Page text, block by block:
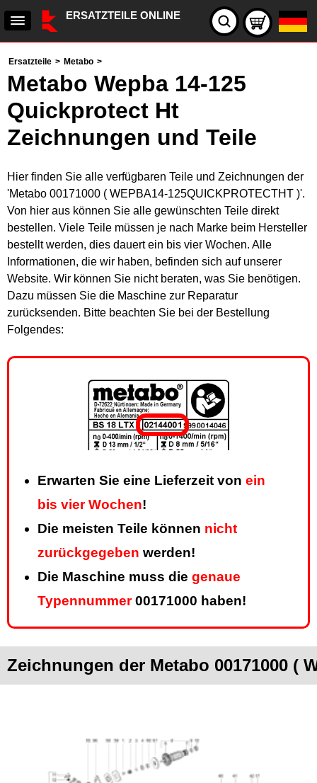
ERSATZTEILE ONLINE
Ersatzteile > Metabo >
Metabo Wepba 14-125
Quickprotect Ht
Zeichnungen und Teile
Hier finden Sie alle verfügbaren Teile und Zeichnungen der
'Metabo 00171000 ( WEPBA14-125QUICKPROTECTHT )'.
Von hier aus können Sie alle gewünschten Teile direkt
bestellen. Viele Teile müssen je nach Marke beim Hersteller
bestellt werden, dies dauert ein bis vier Wochen. Alle
Informationen, die wir haben, befinden sich auf unserer
Website. Wir können Sie nicht beraten, was Sie benötigen.
Dazu müssen Sie die Maschine zur Reparatur
zurücksenden. Bitte beachten Sie bei der Bestellung
Folgendes:
Erwarten Sie eine Lieferzeit von ein
bis vier Wochen!
Die meisten Teile können nicht
zurückgegeben werden!
Die Maschine muss die genaue
Typennummer00171000 haben!
Zeichnungen der Metabo 00171000 (